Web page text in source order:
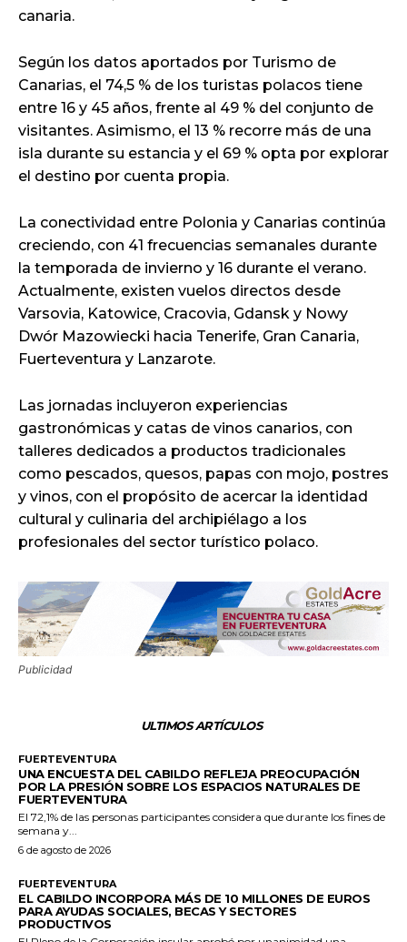
canaria.
Según los datos aportados por Turismo de
Canarias, el 74,5 % de los turistas polacos tiene
entre 16 y 45 años, frente al 49 % del conjunto de
visitantes. Asimismo, el 13 % recorre más de una
isla durante su estancia y el 69 % opta por explorar
el destino por cuenta propia.
La conectividad entre Polonia y Canarias continúa
creciendo, con 41 frecuencias semanales durante
la temporada de invierno y 16 durante el verano.
Actualmente, existen vuelos directos desde
Varsovia, Katowice, Cracovia, Gdansk y Nowy
Dwór Mazowiecki hacia Tenerife, Gran Canaria,
Fuerteventura y Lanzarote.
Las jornadas incluyeron experiencias
gastronómicas y catas de vinos canarios, con
talleres dedicados a productos tradicionales
como pescados, quesos, papas con mojo, postres
y vinos, con el propósito de acercar la identidad
cultural y culinaria del archipiélago a los
profesionales del sector turístico polaco.
Publicidad
ULTIMOS ARTÍCULOS
FUERTEVENTURA
UNA ENCUESTA DEL CABILDO REFLEJA PREOCUPACIÓN
POR LA PRESIÓN SOBRE LOS ESPACIOS NATURALES DE
FUERTEVENTURA
El 72,1% de las personas participantes considera que durante los fines de
semana y...
6 de agosto de 2026
FUERTEVENTURA
EL CABILDO INCORPORA MÁS DE 10 MILLONES DE EUROS
PARA AYUDAS SOCIALES, BECAS Y SECTORES
PRODUCTIVOS